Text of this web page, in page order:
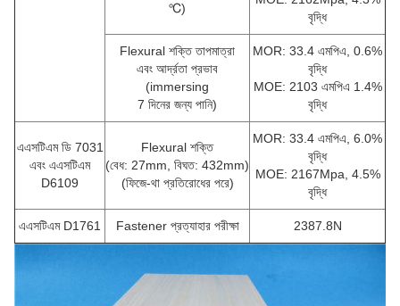
℃)
বৃদ্ধি
Flexural শক্তি তাপমাত্রা
এবং আর্দ্রতা প্রভাব
(immersing
7 দিনের জন্য পানি)
MOR: 33.4 এমপিএ, 0.6%
বৃদ্ধি
MOE: 2103 এমপিএ 1.4%
বৃদ্ধি
এএসটিএম ডি 7031
এবং এএসটিএম
D6109
Flexural শক্তি
(বেধ: 27mm, বিঘত: 432mm)
(ফিজে-থা প্রতিরোধের পরে)
MOR: 33.4 এমপিএ, 6.0%
বৃদ্ধি
MOE: 2167Mpa, 4.5%
বৃদ্ধি
এএসটিএম D1761 Fastener প্রত্যাহার পরীক্ষা 2387.8N